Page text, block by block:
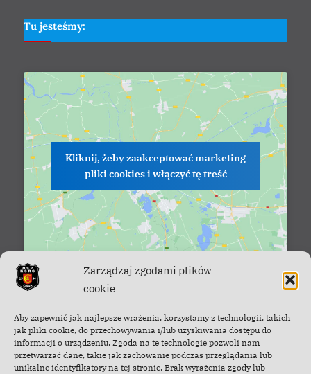
Zarządzaj zgodami plików
cookie
Aby zapewnić jak najlepsze wrażenia, korzystamy z technologii, takich
jak pliki cookie, do przechowywania i/lub uzyskiwania dostępu do
informacji o urządzeniu. Zgoda na te technologie pozwoli nam
przetwarzać dane, takie jak zachowanie podczas przeglądania lub
unikalne identyfikatory na tej stronie. Brak wyrażenia zgody lub
Tu jesteśmy:
Kliknij, żeby zaakceptować marketing
pliki cookies i włączyć tę treść
Facebook - OSP Cisna